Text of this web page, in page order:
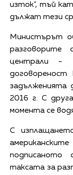
изток", тъй
дължат тези
Министърът
разговорите
централи -
договореност
задълженията
2016 г. С
момента се
С
подписаното
таксата за